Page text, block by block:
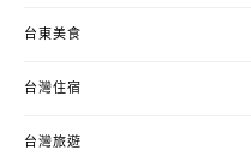
台東美食
台灣住宿
台灣旅遊